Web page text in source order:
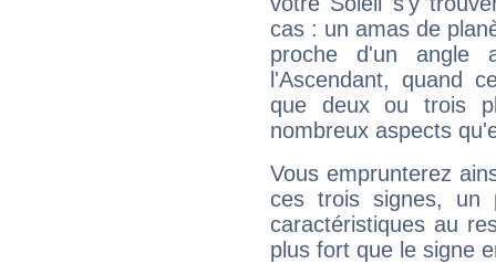
cas : un amas de
proche d'un
l'Ascendant, quand
que deux ou trois
nombreux aspects
Vous emprunterez
ces trois signes, un
caractéristiques au
plus fort que le signe